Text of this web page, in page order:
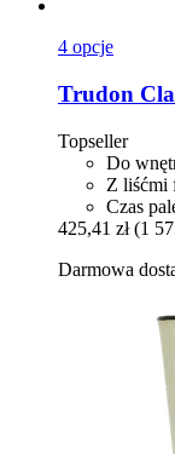
4 opcje
Trudon
Topseller
Do
Z liśćmi
Czas
425,41 zł (1
Darmowa